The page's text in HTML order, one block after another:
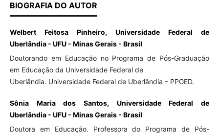
BIOGRAFIA DO AUTOR
Welbert Feitosa Pinheiro, Universidade Federal de
Uberlândia - UFU - Minas Gerais - Brasil
Doutorando em Educação no Programa de Pós-Graduação
em Educação da Universidade Federal de
Uberlândia. Universidade Federal de Uberlândia – PPGED.
Sônia Maria dos Santos, Universidade Federal de
Uberlândia - UFU - Minas Gerais - Brasil
Doutora em Educação. Professora do Programa de Pós-